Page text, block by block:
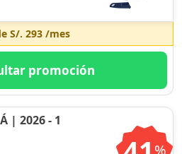
S/. 293/mes
promoción
| 2026 - 1
%